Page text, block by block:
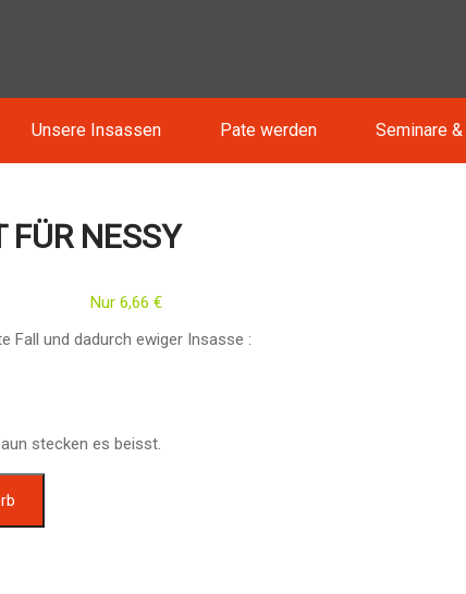
Unsere Insassen Pate werden Seminare
FÜR NESSY
Nur 6,66 €
Fall und dadurch ewiger Insasse :
stecken es beisst.